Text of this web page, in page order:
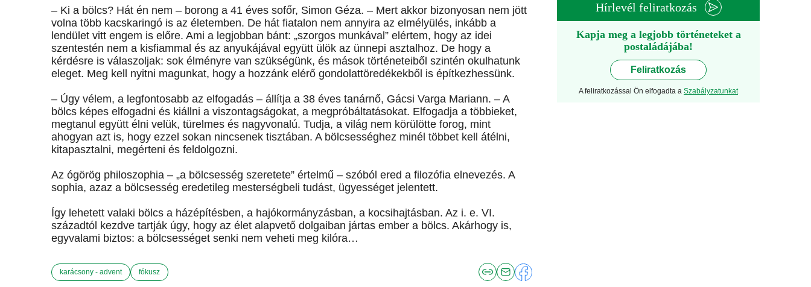
– Ki a bölcs? Hát én nem – borong a 41 éves sofőr, Simon Géza. – Mert akkor bizonyosan nem jött
volna több kacskaringó is az életemben. De hát fiatalon nem annyira az elmélyülés, inkább a
lendület vitt engem is előre. Ami a legjobban bánt: „szorgos munkával” elértem, hogy az idei
szentestén nem a kisfiammal és az anyukájával együtt ülök az ünnepi asztalhoz. De hogy a
kérdésre is válaszoljak: sok élményre van szükségünk, és mások történeteiből szintén okulhatunk
eleget. Meg kell nyitni magunkat, hogy a hozzánk elérő gondolattöredékekből is építkezhessünk.
– Úgy vélem, a legfontosabb az elfogadás – állítja a 38 éves tanárnő, Gácsi Varga Mariann. – A
bölcs képes elfogadni és kiállni a viszontagságokat, a megpróbáltatásokat. Elfogadja a többieket,
megtanul együtt élni velük, türelmes és nagyvonalú. Tudja, a világ nem körülötte forog, mint
ahogyan azt is, hogy ezzel sokan nincsenek tisztában. A bölcsességhez minél többet kell átélni,
kitapasztalni, megérteni és feldolgozni.
Az ógörög philoszophia – „a bölcsesség szeretete” értelmű – szóból ered a filozófia elnevezés. A
sophia, azaz a bölcsesség eredetileg mesterségbeli tudást, ügyességet jelentett.
Így lehetett valaki bölcs a házépítésben, a hajókormányzásban, a kocsihajtásban. Az i. e. VI.
századtól kezdve tartják úgy, hogy az élet alapvető dolgaiban jártas ember a bölcs. Akárhogy is,
egyvalami biztos: a bölcsességet senki nem veheti meg kilóra…
karácsony - advent fókusz
Hírlevél feliratkozás
Kapja meg a legjobb történeteket a
postaládájába!
Feliratkozás
A feliratkozással Ön elfogadta a Szabályzatunkat